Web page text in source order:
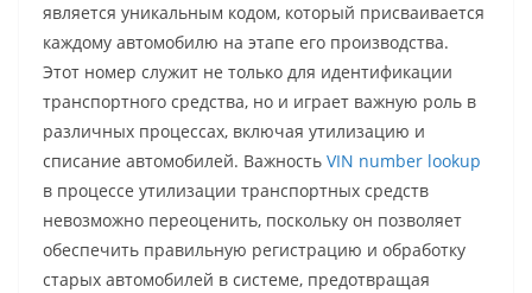
является уникальным кодом, который присваивается
каждому автомобилю на этапе его производства.
Этот номер служит не только для идентификации
транспортного средства, но и играет важную роль в
различных процессах, включая утилизацию и
списание автомобилей. Важность VIN number lookup
в процессе утилизации транспортных средств
невозможно переоценить, поскольку он позволяет
обеспечить правильную регистрацию и обработку
старых автомобилей в системе, предотвращая